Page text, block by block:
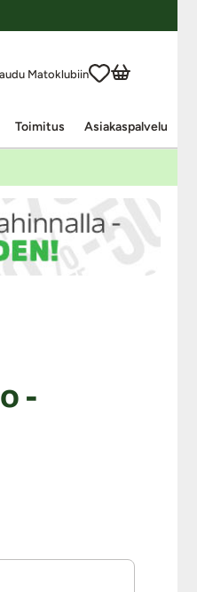
Matoklubiin
Toimitus Asiakaspalvelu
-